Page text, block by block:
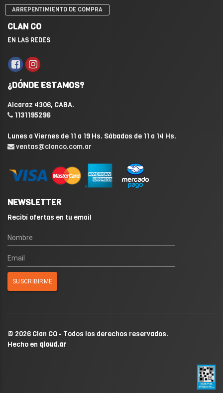
ARREPENTIMIENTO DE COMPRA
CLAN CO
EN LAS REDES
¿DÓNDE ESTAMOS?
Alcaraz 4306, CABA.
1131195296
Lunes a Viernes de 11 a 19 Hs. Sábados de 11 a 14 Hs.
ventas@clanco.com.ar
NEWSLETTER
Recibí ofertas en tu email
© 2026 Clan CO - Todos los derechos reservados.
Hecho en qloud.ar